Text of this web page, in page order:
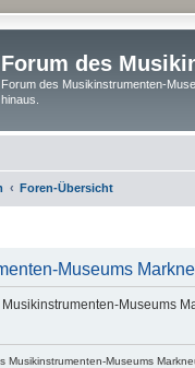
Forum des
Forum des Musikinstrumenten-
hinaus.
Foren-Übersicht
Museums
Musikinstrumenten-Museums
Musikinstrumenten-Museums